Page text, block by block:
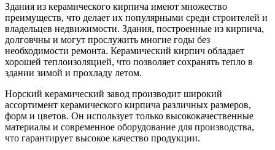
Здания из керамического кирпича имеют множество
преимуществ, что делает их популярными среди строителей и
владельцев недвижимости. Здания, построенные из кирпича,
долговчны и могут прослужить многие годы без
необходимости ремонта. Керамический кирпич обладает
хорошей теплоизоляцией, что позволяет сохранять тепло в
здании зимой и прохладу летом.
Норский керамический завод производит широкий
ассортимент керамического кирпича различных размеров,
форм и цветов. Он использует только высококачественные
материалы и современное оборудование для производства,
что гарантирует высокое качество продукции.